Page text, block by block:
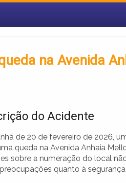
na Avenida
do Acidente
de 20 de fevereiro de 2026,
queda na Avenida Anhaia
sobre a numeração do local
quanto à